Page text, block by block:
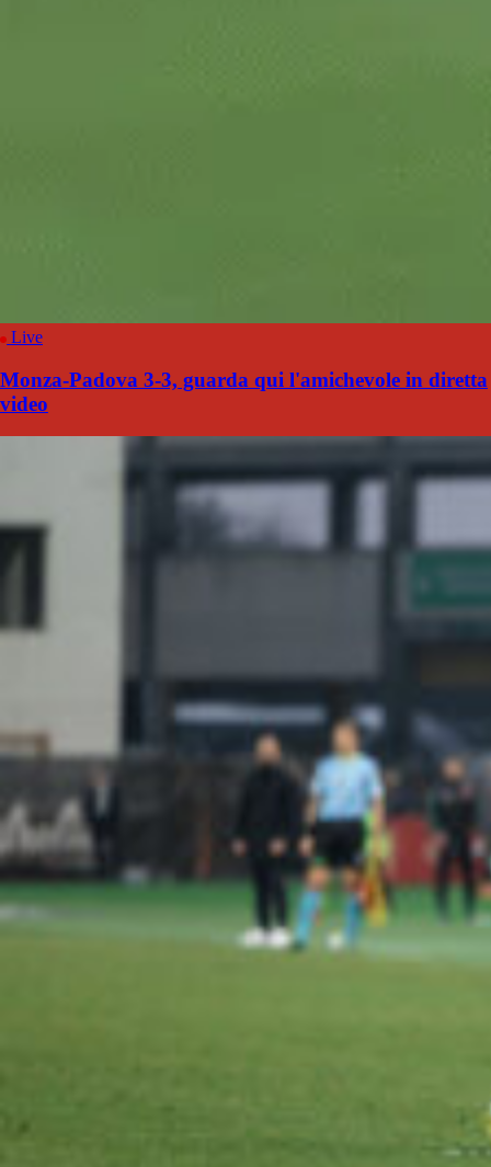
Live
Monza-Padova 3-3, guarda qui l'amichevole in diretta
video